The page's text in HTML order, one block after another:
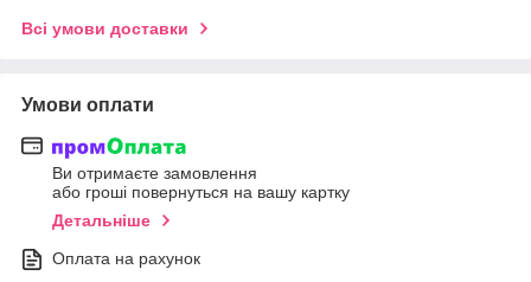
Всі умови доставки
Умови оплати
Ви отримаєте замовлення
або гроші повернуться на вашу картку
Детальніше
Оплата на рахунок